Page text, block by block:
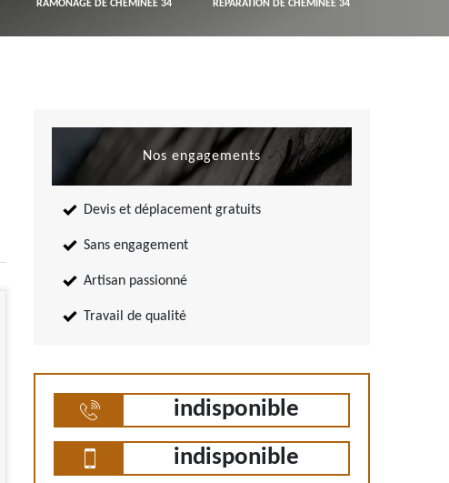
RAMONAGE DE CHEMINÉE 34 RÉPARATION DE CHEMINÉE 34
Nos engagements
Devis et déplacement gratuits
Sans engagement
Artisan passionné
Travail de qualité
indisponible
indisponible